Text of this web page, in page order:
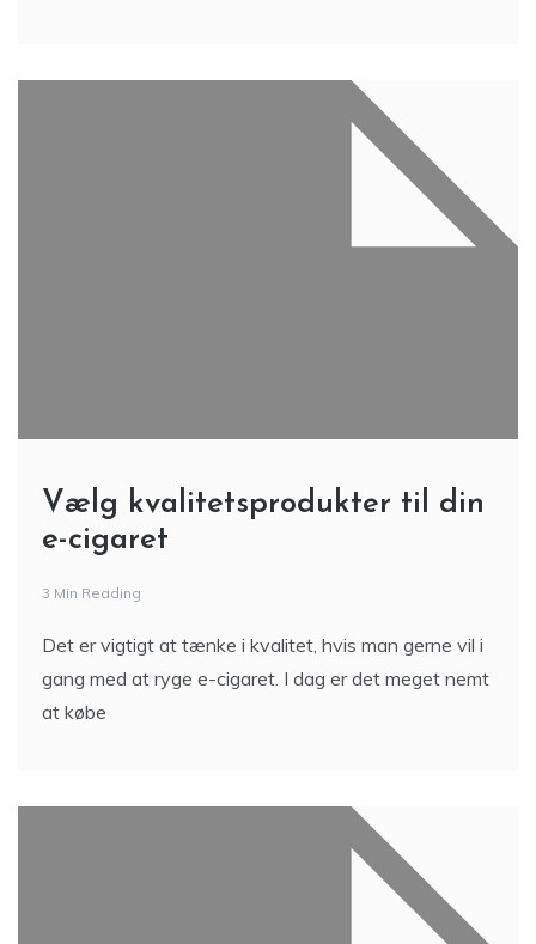
Vælg kvalitetsprodukter til din
e-cigaret
3 Min Reading
Det er vigtigt at tænke i kvalitet, hvis man gerne vil i
gang med at ryge e-cigaret. I dag er det meget nemt
at købe